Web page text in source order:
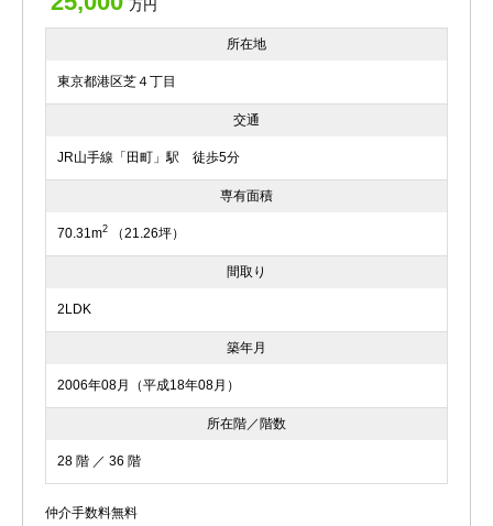
万円
所在地
東京都港区芝４丁目
交通
JR山手線「田町」駅 徒歩5分
専有面積
70.31m2 （21.26坪）
間取り
2LDK
築年月
2006年08月（平成18年08月）
所在階／階数
28 階 ／ 36 階
仲介手数料無料